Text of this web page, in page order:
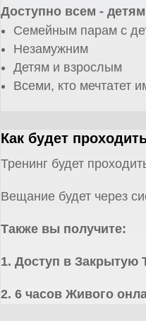
Доступно всем -
Семейным парам с
Незамужним
Детям и взрослым
Всеми, кто мечтатет
Как будет
Тренинг будет
Вещание будет через
Также вы получите:
1. Доступ в Закрытую
2. 6 часов Живого